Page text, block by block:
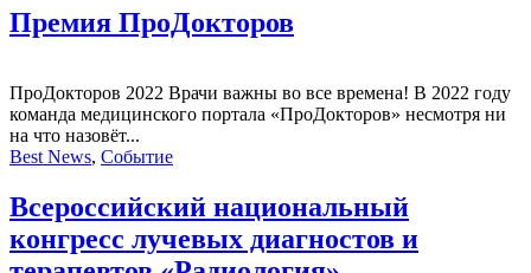
Премия ПроДокторов
ПроДокторов 2022 Врачи важны во все времена! В 2022 году
команда медицинского портала «ПроДокторов» несмотря ни
на что назовёт...
Best News, Событие
Всероссийский национальный
конгресс лучевых диагностов и